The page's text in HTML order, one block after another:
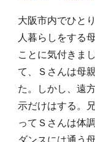
大阪市内でひと
人暮らしをする
ことに気付きま
て、Ｓさんは母
た。しかし、遠
示だけはする。
ってＳさんは体
ダンスには通う